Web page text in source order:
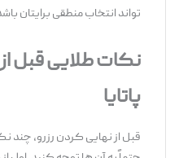
‌تواند انتخاب منطقی برایتان باشد.
نکات طلایی قبل از
پاتایا
قبل از نهایی کردن رزرو، چند نکته